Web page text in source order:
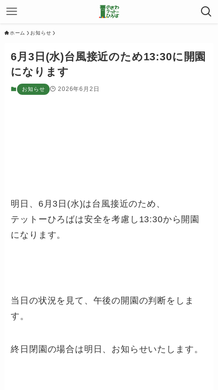
ホーム お知らせ
6月3日(水)台風接近のため13:30に開園
になります
お知らせ 2026年6月2日
明日、6月3日(水)は台風接近のため、
テットーひろばは安全を考慮し13:30から開園
になります。
当日の状況を見て、午後の開園の判断をしま
す。
終日閉園の場合は明日、お知らせいたします。